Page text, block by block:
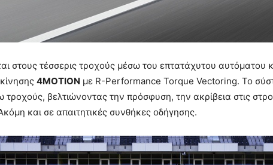
στους τέσσερις τροχούς μέσω του επτατάχυτου αυτόματου
4MOTION με R-Performance Torque Vectoring. Το
τροχούς, βελτιώνοντας την πρόσφυση, την ακρίβεια στις
και σε απαιτητικές συνθήκες οδήγησης.